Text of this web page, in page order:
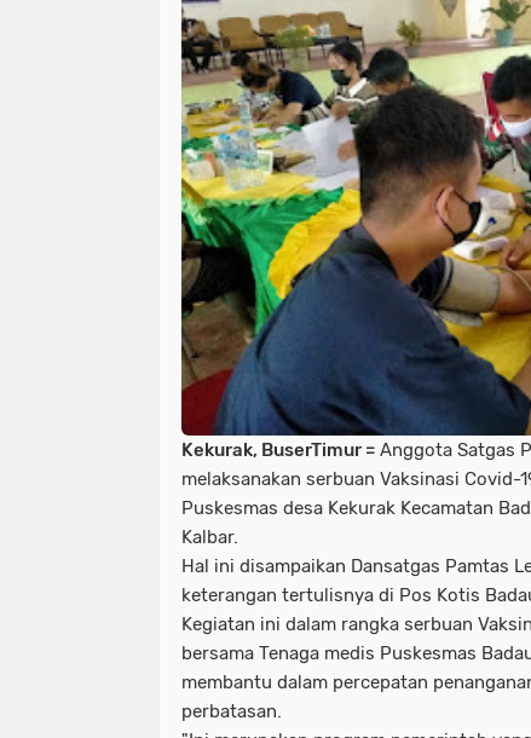
Kekurak, BuserTimur = Anggota Satgas
melaksanakan serbuan Vaksinasi Covid-
Puskesmas desa Kekurak Kecamatan
Kalbar.
Hal ini disampaikan Dansatgas Pamtas
keterangan tertulisnya di Pos Kotis
Kegiatan ini dalam rangka serbuan
bersama Tenaga medis Puskesmas
membantu dalam percepatan
perbatasan.